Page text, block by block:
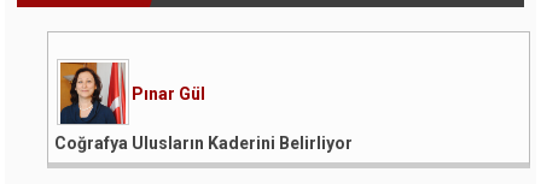
Pınar Gül
Coğrafya Ulusların Kaderini Belirliyor